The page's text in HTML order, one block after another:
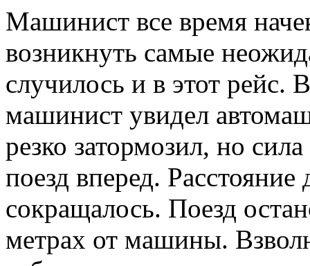
Машинист все время
возникнуть самые
случилось и в этот рейс.
машинист увидел
резко затормозил, но
поезд вперед.
сокращалось. Поезд
метрах от машины.